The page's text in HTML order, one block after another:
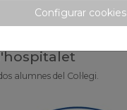
alumnes del Col·legi.
Configurar cookies